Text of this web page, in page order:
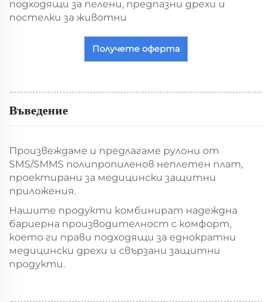
подходящи за пелени, предпазни дрехи и
постелки за животни
Получете оферта
Въведение
Произвеждаме и предлагаме рулони от
SMS/SMMS полипропиленов неплетен плат,
проектирани за медицински защитни
приложения.
Нашите продукти комбинират надеждна
бариерна производителност с комфорт,
което ги прави подходящи за еднократни
медицински дрехи и свързани защитни
продукти.